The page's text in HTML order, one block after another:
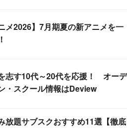
メ2026】7月期夏の新アニメを一
志す10代～20代を応援！ オーデ
・スクール情報はDeview
放題サブスクおすすめ11選【徹底